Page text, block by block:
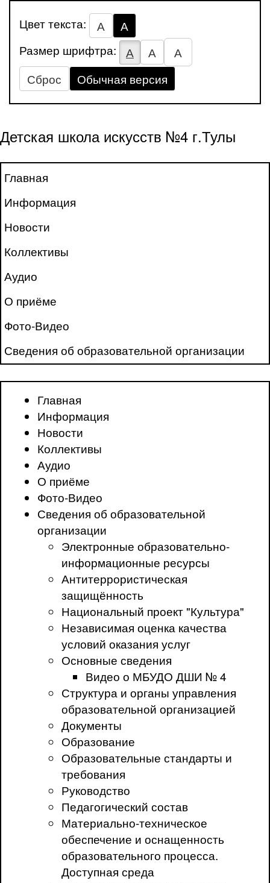
Цвет текста: А
А
Размер шрифтра:
А А
А
Сброс
Обычная версия
Детская школа искусств №4 г.Тулы
Главная
Информация
Новости
Коллективы
Аудио
О приёме
Фото-Видео
Сведения об образовательной организации
Главная
Информация
Новости
Коллективы
Аудио
О приёме
Фото-Видео
Сведения об образовательной
организации
Электронные образовательно-
информационные ресурсы
Антитеррористическая
защищённость
Национальный проект "Культура"
Независимая оценка качества
условий оказания услуг
Основные сведения
Видео о МБУДО ДШИ № 4
Структура и органы управления
образовательной организацией
Документы
Образование
Образовательные стандарты и
требования
Руководство
Педагогический состав
Материально-техническое
обеспечение и оснащенность
образовательного процесса.
Доступная среда